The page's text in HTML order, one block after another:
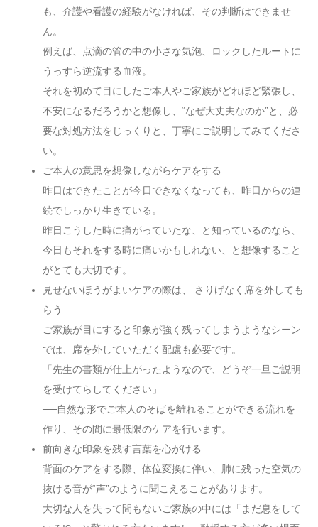
も、介護や看護の経験がなければ、その判断はできませ
ん。
例えば、点滴の管の中の小さな気泡、ロックしたルートに
うっすら逆流する血液。
それを初めて目にしたご本人やご家族がどれほど緊張し、
不安になるだろうかと想像し、“なぜ大丈夫なのか”と、必
要な対処方法をじっくりと、丁寧にご説明してみてくださ
い。
ご本人の意思を想像しながらケアをする
昨日はできたことが今日できなくなっても、昨日からの連
続でしっかり生きている。
昨日こうした時に痛がっていたな、と知っているのなら、
今日もそれをする時に痛いかもしれない、と想像すること
がとても大切です。
見せないほうがよいケアの際は、 さりげなく席を外しても
らう
ご家族が目にすると印象が強く残ってしまうようなシーン
では、席を外していただく配慮も必要です。
「先生の書類が仕上がったようなので、どうぞ一旦ご説明
を受けてらしてください」
──自然な形でご本人のそばを離れることができる流れを
作り、その間に最低限のケアを行います。
前向きな印象を残す言葉を心がける
背面のケアをする際、体位変換に伴い、肺に残った空気の
抜ける音が“声”のように聞こえることがあります。
大切な人を失って間もないご家族の中には「まだ息をして